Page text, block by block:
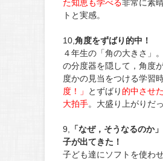
た知恵も学べる非常に素
トと実感。
10, 角度をずばり的中！
４年生の「角の大きさ」
の分度器を隠して，角度
度かの見当をつける学習
度！」
とずばり 的中させ
大拍手。大盛り上がりだっ
9,
「なぜ，そうなるのか
子が出てきた！
子ども達にソフトを使わ